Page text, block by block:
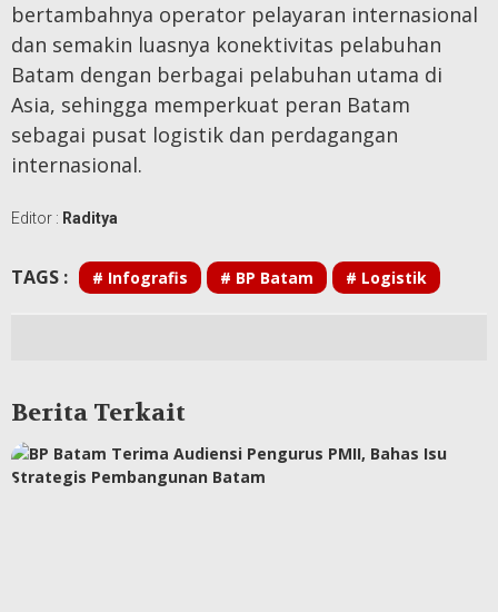
bertambahnya operator pelayaran internasional
dan semakin luasnya konektivitas pelabuhan
Batam dengan berbagai pelabuhan utama di
Asia, sehingga memperkuat peran Batam
sebagai pusat logistik dan perdagangan
internasional.
Editor : Raditya
TAGS : # Infografis # BP Batam # Logistik
Berita Terkait